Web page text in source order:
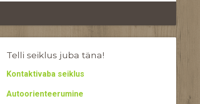
Telli seiklus juba täna!
Kontaktivaba seiklus
Autoorienteerumine